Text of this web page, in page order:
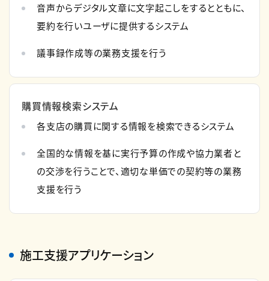
音声からデジタル文章に文字起こしをするとともに、
要約を行いユーザに提供するシステム
議事録作成等の業務支援を行う
購買情報検索システム
各支店の購買に関する情報を検索できるシステム
全国的な情報を基に実行予算の作成や協力業者と
の交渉を行うことで、適切な単価での契約等の業務
支援を行う
施工支援アプリケーション